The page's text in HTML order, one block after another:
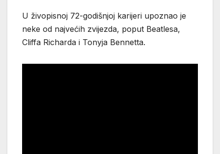
U živopisnoj 72-godišnjoj karijeri upoznao je
neke od najvećih zvijezda, poput Beatlesa,
Cliffa Richarda i Tonyja Bennetta.